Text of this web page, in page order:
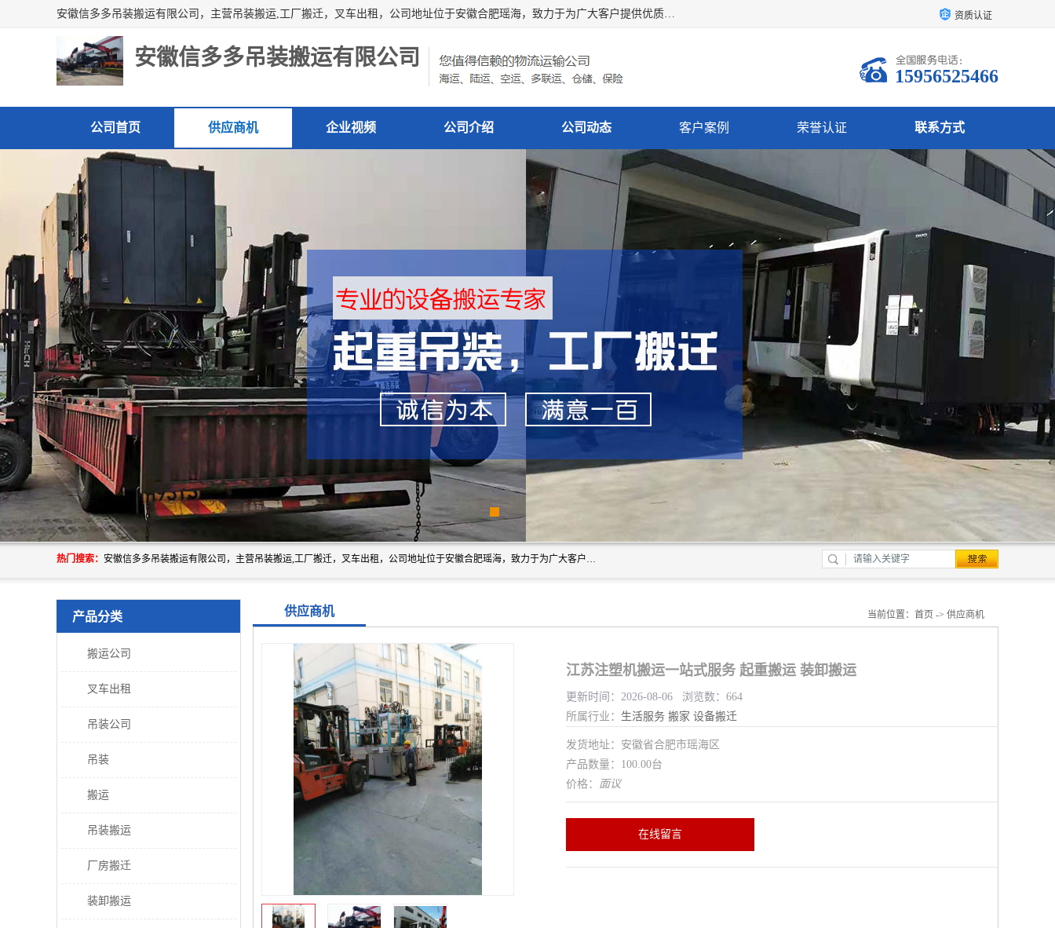
安徽信多多吊装搬运有限公司，主营吊装搬运,工厂搬迁，叉车出租，公司地址位于安徽合肥瑶海，致力于为广大客户提供优质的产品/服务，如果您对我公司的产品服务感兴趣，请联系[安徽信多多吊装搬运有限公司]，期待您的来电。 资质认证
安徽信多多吊装搬运有限公司
15956525466
公司首页 供应商机 企业视频 公司介绍 公司动态 客户案例 荣誉认证 联系方式
热门搜索： 安徽信多多吊装搬运有限公司，主营吊装搬运,工厂搬迁，叉车出租，公司地址位于安徽合肥瑶海，致力于为广大客户提供优质的产品/服务，如果您对我公司的产品服务感兴趣，请联系[安徽信多多吊装搬运有限公司]，期待您的来电。
产品分类
搬运公司
叉车出租
吊装公司
吊装
搬运
吊装搬运
厂房搬迁
装卸搬运
供应商机 当前位置： 首页 -> 供应商机
江苏注塑机搬运一站式服务 起重搬运 装卸搬运
更新时间：2026-08-06 浏览数：664
所属行业： 生活服务 搬家 设备搬迁
发货地址：安徽省合肥市瑶海区
产品数量：100.00台
价格： 面议
在线留言